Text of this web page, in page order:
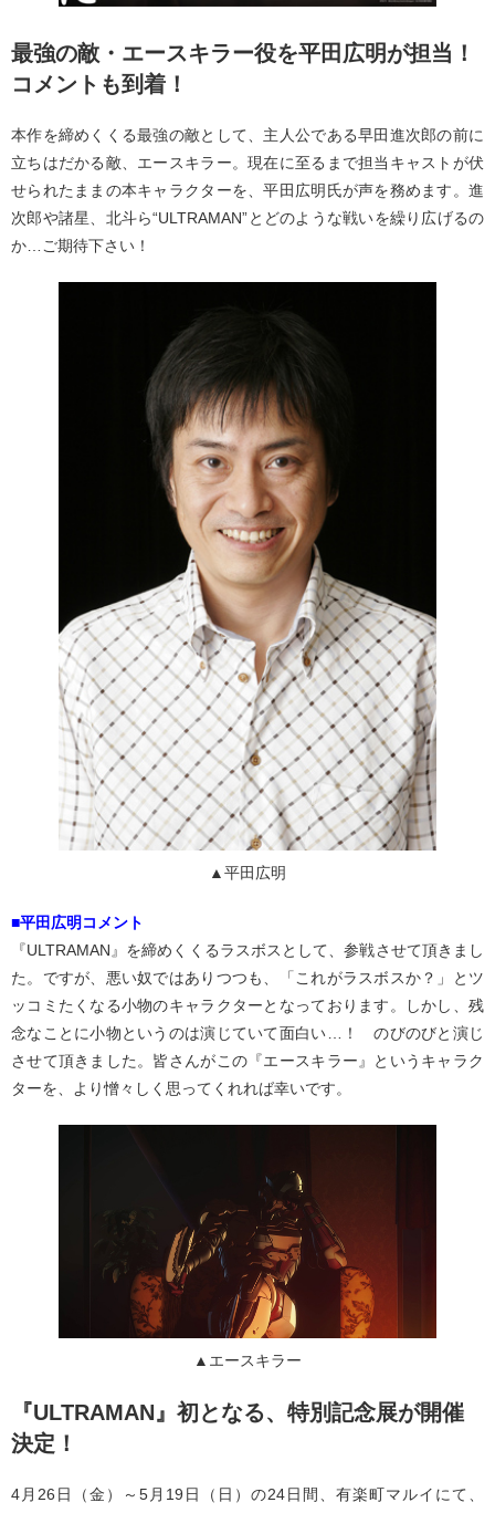
最強の敵・エースキラー役を平田広明が担当！
コメントも到着！
本作を締めくくる最強の敵として、主人公である早田進次郎の前に
立ちはだかる敵、エースキラー。現在に至るまで担当キャストが伏
せられたままの本キャラクターを、平田広明氏が声を務めます。進
次郎や諸星、北斗ら“ULTRAMAN”とどのような戦いを繰り広げるの
か…ご期待下さい！
▲平田広明
■平田広明コメント
『ULTRAMAN』を締めくくるラスボスとして、参戦させて頂きまし
た。ですが、悪い奴ではありつつも、「これがラスボスか？」とツ
ッコミたくなる小物のキャラクターとなっております。しかし、残
念なことに小物というのは演じていて面白い…！ のびのびと演じ
させて頂きました。皆さんがこの『エースキラー』というキャラク
ターを、より憎々しく思ってくれれば幸いです。
▲エースキラー
『ULTRAMAN』初となる、特別記念展が開催
決定！
4月26日（金）～5月19日（日）の24日間、有楽町マルイにて、